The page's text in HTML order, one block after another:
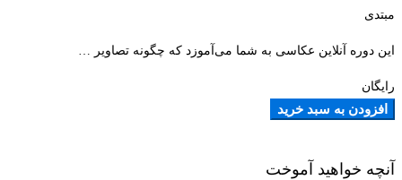
مبتدی
این دوره آنلاین عکاسی به شما می‌آموزد که چگونه تصاویر …
رایگان
افزودن به سبد خرید
آنچه خواهید آموخت